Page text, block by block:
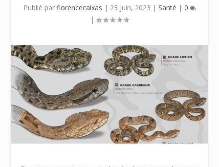
Publié par florencecaixas | 23 Juin, 2023 | Santé | 0
|